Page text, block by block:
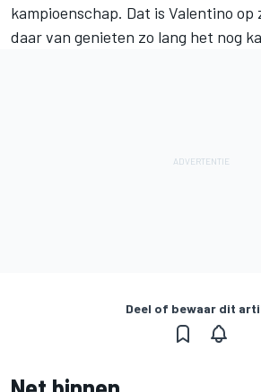
kampioenschap. Dat is Valentino
daar van genieten zo lang het nog
Deel of bewaar dit